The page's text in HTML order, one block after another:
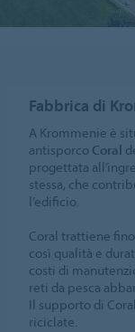
Fabbrica di
A Krommenie è
antisporco Coral
progettata
stessa, che
l’edificio.
Coral trattiene
così qualità e
costi di
reti da pesca
Il supporto di
riciclate.